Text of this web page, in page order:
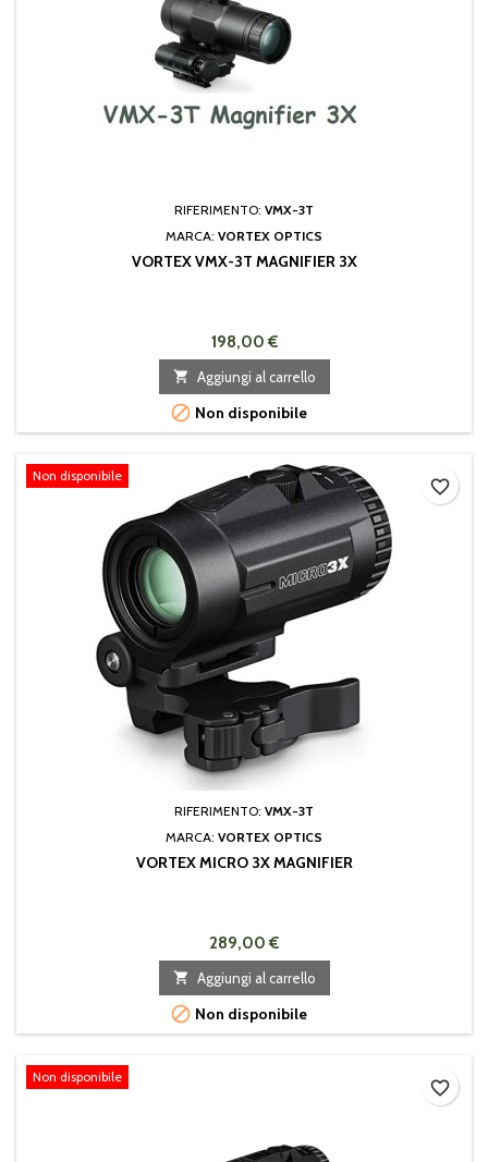
RIFERIMENTO: VMX-3T
MARCA: VORTEX OPTICS
VORTEX VMX-3T MAGNIFIER 3X
198,00 €
 Aggiungi al carrello
 Non disponibile
Non disponibile
RIFERIMENTO: VMX-3T
MARCA: VORTEX OPTICS
VORTEX MICRO 3X MAGNIFIER
289,00 €
 Aggiungi al carrello
 Non disponibile
favorite_border
Non disponibile
favorite_border